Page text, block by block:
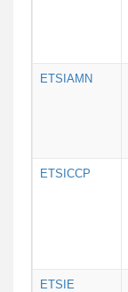
ETSIAMN
ETSICCP
ETSIE